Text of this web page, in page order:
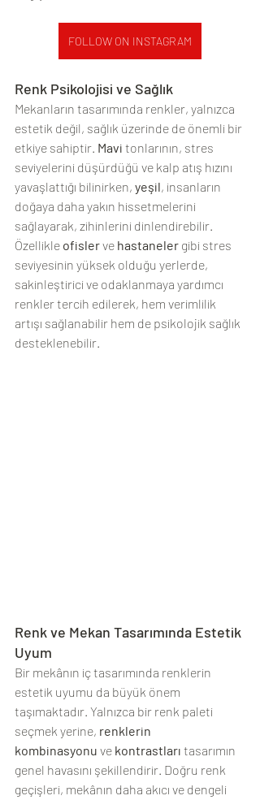
FOLLOW ON INSTAGRAM
Renk Psikolojisi ve Sağlık
Mekanların tasarımında renkler, yalnızca
estetik değil, sağlık üzerinde de önemli bir
etkiye sahiptir. Mavi tonlarının, stres
seviyelerini düşürdüğü ve kalp atış hızını
yavaşlattığı bilinirken, yeşil, insanların
doğaya daha yakın hissetmelerini
sağlayarak, zihinlerini dinlendirebilir.
Özellikle ofisler ve hastaneler gibi stres
seviyesinin yüksek olduğu yerlerde,
sakinleştirici ve odaklanmaya yardımcı
renkler tercih edilerek, hem verimlilik
artışı sağlanabilir hem de psikolojik sağlık
desteklenebilir.
Renk ve Mekan Tasarımında Estetik
Uyum
Bir mekânın iç tasarımında renklerin
estetik uyumu da büyük önem
taşımaktadır. Yalnızca bir renk paleti
seçmek yerine, renklerin
kombinasyonu ve kontrastları tasarımın
genel havasını şekillendirir. Doğru renk
geçişleri, mekânın daha akıcı ve dengeli